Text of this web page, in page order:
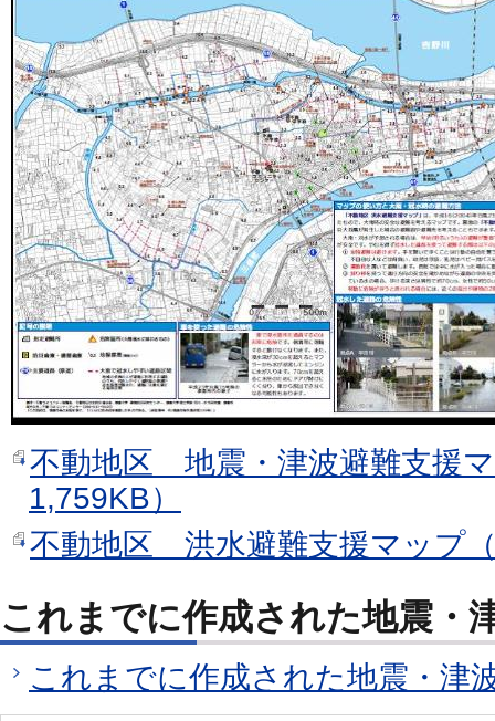
不動地区 地震・津波避難支援
1,759KB）
不動地区 洪水避難支援マップ
これまでに作成された地震・
これまでに作成された地震・津